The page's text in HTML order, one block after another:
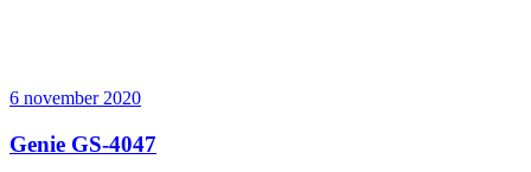
6 november 2020
Genie GS-4047